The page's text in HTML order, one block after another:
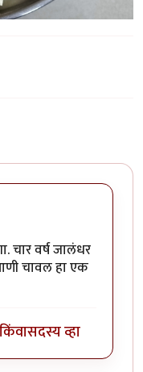
चार वर्ष जालंधर
चावल हा एक
किंवासदस्य व्हा